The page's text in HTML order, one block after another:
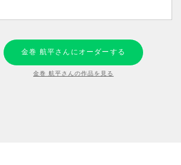
金巻 航平さんにオーダーする
金巻 航平さんの作品を見る